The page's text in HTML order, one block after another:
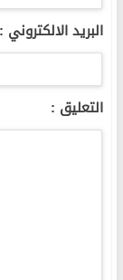
البريد الالكتروني :
التعليق :